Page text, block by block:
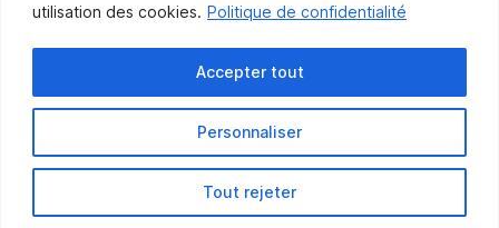
utilisation des cookies. Politique de confidentialité
Personnaliser
Tout rejeter
Accepter tout
Abonnez-vous pour recevoir les nouvelles
de la Municipalité par courriel.